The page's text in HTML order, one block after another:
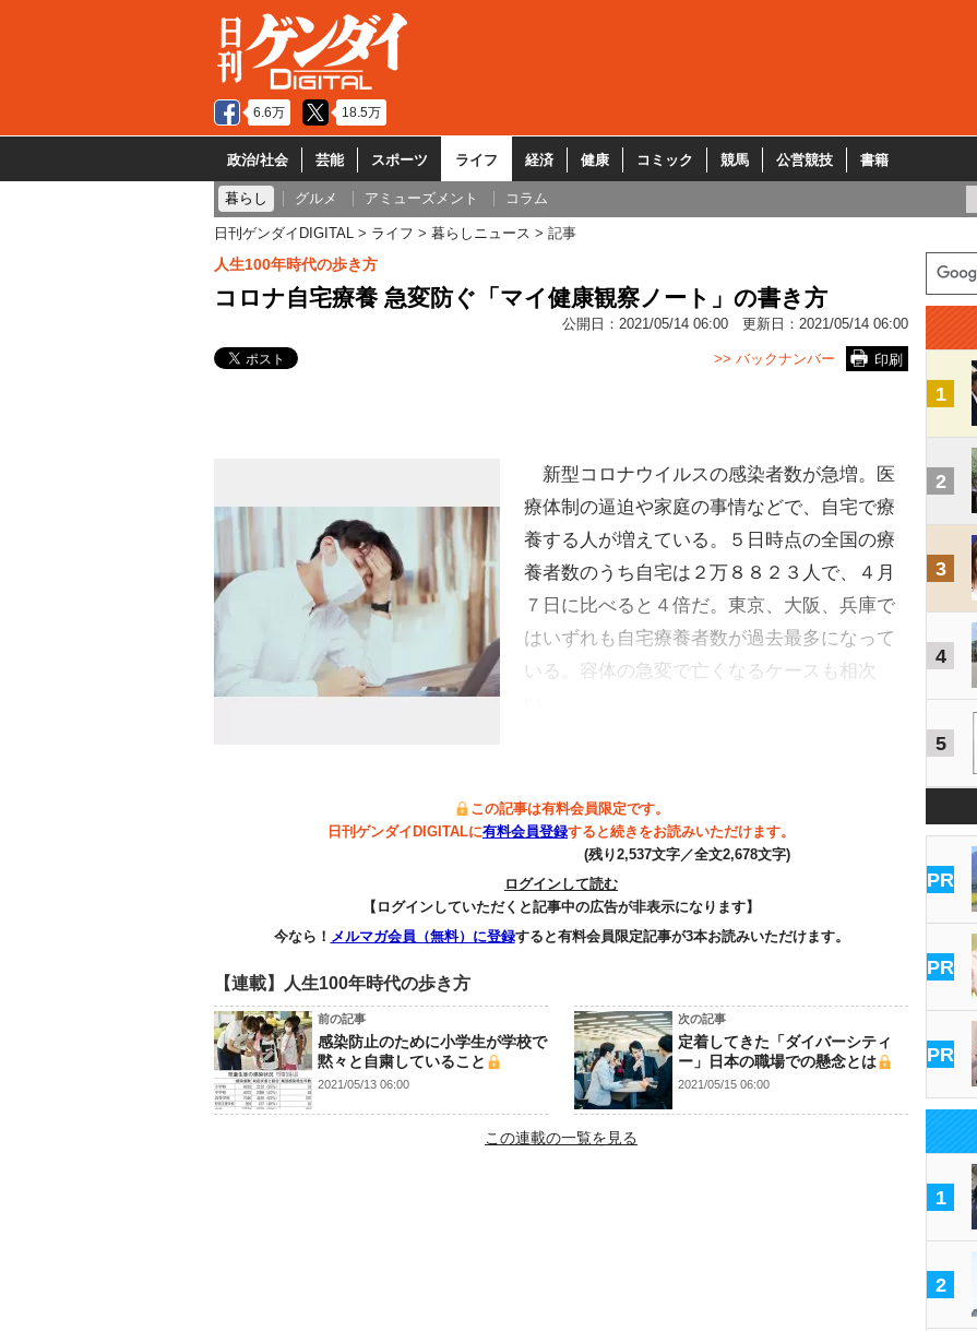
6.6万 18.5万
政治/社会 芸能 スポーツ ライフ 経済 健康 コミック 競馬 公営競技 書籍
暮らし グルメ アミューズメント コラム
日刊ゲンダイDIGITAL ライフ 暮らしニュース 記事
人生100年時代の歩き方
コロナ自宅療養 急変防ぐ「マイ健康観察ノート」の書き方
公開日： 2021/05/14 06:00 更新日： 2021/05/14 06:00
印刷
>> バックナンバー
新型コロナウイルスの感染者数が急増。医
療体制の逼迫や家庭の事情などで、自宅で療
養する人が増えている。５日時点の全国の療
養者数のうち自宅は２万８８２３人で、４月
７日に比べると４倍だ。東京、大阪、兵庫で
はいずれも自宅療養者数が過去最多になって
いる。容体の急変で亡くなるケースも相次
この記事は有料会員限定です。
日刊ゲンダイDIGITALに有料会員登録すると続きをお読みいただけます。
(残り2,537文字／全文2,678文字)
ログインして読む
【ログインしていただくと記事中の広告が非表示になります】
今なら！ メルマガ会員（無料）に登録すると有料会員限定記事が3本お読みいただけます。
【連載】人生100年時代の歩き方
前の記事
感染防止のために小学生が学校で
黙々と自粛していること
2021/05/13 06:00
次の記事
定着してきた「ダイバーシティ
ー」日本の職場での懸念とは
2021/05/15 06:00
この連載の一覧を見る
1
2
3
4
5
PR
PR
PR
1
2